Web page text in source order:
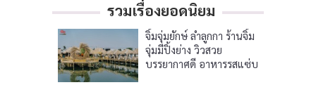
รวมเรื่องยอดนิยม
จิ้มจุ่มยักษ์ ลำลูกกา ร้านจิ้ม
จุ่มมีปิ้งย่าง วิวสวย
บรรยากาศดี อาหารรสแซ่บ